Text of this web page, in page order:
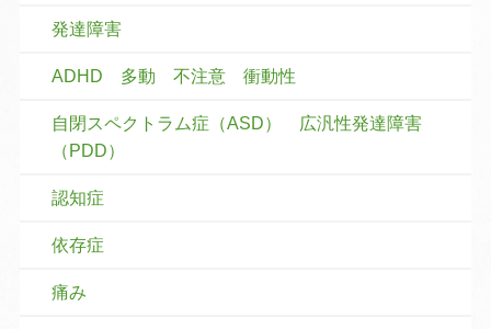
発達障害
ADHD 多動 不注意 衝動性
自閉スペクトラム症（ASD） 広汎性発達障害
（PDD）
認知症
依存症
痛み